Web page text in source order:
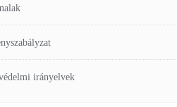
irányelvek